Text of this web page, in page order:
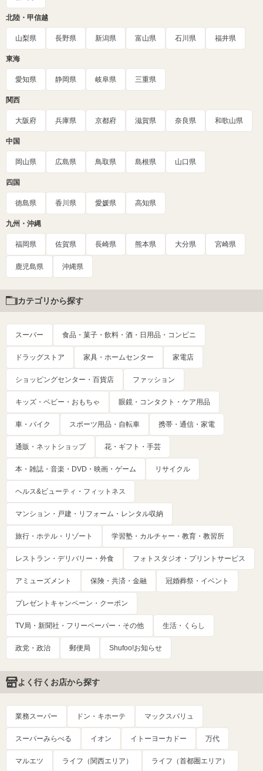
北陸・甲信越
山梨県 長野県 新潟県 富山県 石川県 福井県
東海
愛知県 静岡県 岐阜県 三重県
関西
大阪府 兵庫県 京都府 滋賀県 奈良県 和歌山県
中国
岡山県 広島県 鳥取県 島根県 山口県
四国
徳島県 香川県 愛媛県 高知県
九州・沖縄
福岡県 佐賀県 長崎県 熊本県 大分県 宮崎県
鹿児島県 沖縄県
カテゴリから探す
スーパー 食品・菓子・飲料・酒・日用品・コンビニ
ドラッグストア 家具・ホームセンター 家電店
ショッピングセンター・百貨店 ファッション
キッズ・ベビー・おもちゃ 眼鏡・コンタクト・ケア用品
車・バイク スポーツ用品・自転車 携帯・通信・家電
通販・ネットショップ 花・ギフト・手芸
本・雑誌・音楽・DVD・映画・ゲーム リサイクル
ヘルス&ビューティ・フィットネス
マンション・戸建・リフォーム・レンタル収納
旅行・ホテル・リゾート 学習塾・カルチャー・教育・教習所
レストラン・デリバリー・外食 フォトスタジオ・プリントサービス
アミューズメント 保険・共済・金融 冠婚葬祭・イベント
プレゼントキャンペーン・クーポン
TV局・新聞社・フリーペーパー・その他 生活・くらし
政党・政治 郵便局 Shufoo!お知らせ
よく行くお店から探す
業務スーパー ドン・キホーテ マックスバリュ
スーパーみらべる イオン イトーヨーカドー 万代
マルエツ ライフ（関西エリア） ライフ（首都圏エリア）